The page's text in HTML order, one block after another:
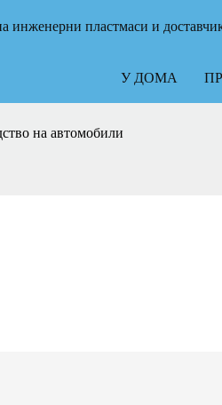
пластмаси и
У ДОМА
на автомобили